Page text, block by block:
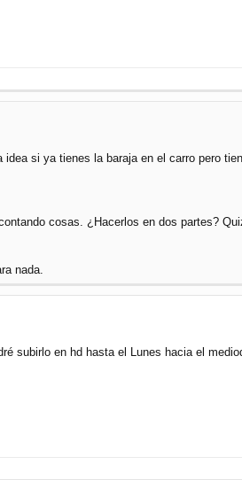
si ya tienes la baraja en el carro pero
cosas. ¿Hacerlos en dos partes?
nada.
subirlo en hd hasta el Lunes hacia el